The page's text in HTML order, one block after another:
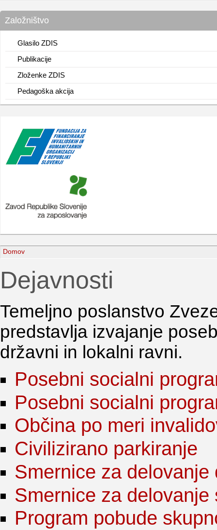
Založništvo
Glasilo ZDIS
Publikacije
Zloženke ZDIS
Pedagoška akcija
Domov
Dejavnosti
Temeljno poslanstvo
predstavlja izvajanje
državni in lokalni ravni.
Posebni socialni
Posebni socialni
Občina po meri
Civilizirano parkiranje
Smernice za delovanje
Smernice za delovanje
Program pobude